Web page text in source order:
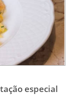
especial